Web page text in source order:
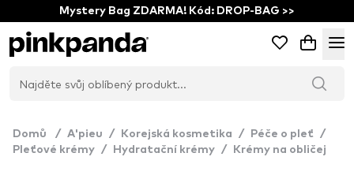
Mystery Bag ZDARMA! Kód: DROP-BAG >>
Domů / A'pieu / Korejská kosmetika / Péče o pleť
/
Pleťové krémy / Hydratační krémy / Krémy na obličej